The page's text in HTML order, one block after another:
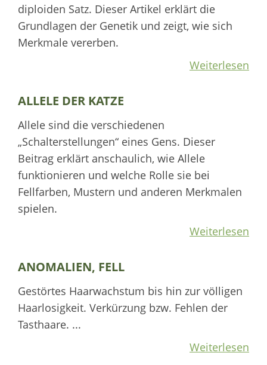
diploiden Satz. Dieser Artikel erklärt die
Grundlagen der Genetik und zeigt, wie sich
Merkmale vererben.
Weiterlesen
ALLELE DER KATZE
Allele sind die verschiedenen
„Schalterstellungen“ eines Gens. Dieser
Beitrag erklärt anschaulich, wie Allele
funktionieren und welche Rolle sie bei
Fellfarben, Mustern und anderen Merkmalen
spielen.
Weiterlesen
ANOMALIEN, FELL
Gestörtes Haarwachstum bis hin zur völligen
Haarlosigkeit. Verkürzung bzw. Fehlen der
Tasthaare. ...
Weiterlesen